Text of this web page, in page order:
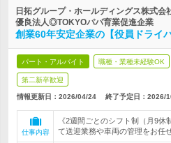
日拓グループ・ホールディングス株式
優良法人◎TOKYOパパ育業促進企業
創業60年安定企業の【役員ドライ
パート・アルバイト 職種・業種未経験OK
第二新卒歓迎
情報更新日：2026/04/24 終了予定日： 2026/
仕事内容
《2週間ごとのシフト制（月9
て送迎業務や車両の管理をお任